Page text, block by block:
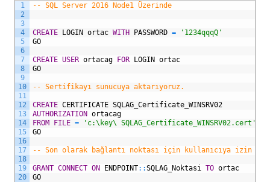
1
2
3
4
5
6
7
8
9
10
11
12
13
14
15
16
17
18
19
20
-- SQL Server 2016 Node1 Üzerinde
CREATE LOGIN ortac WITH PASSWORD =
'1234qqqQ'
GO
CREATE USER ortacag FOR LOGIN ortac
GO
-- Sertifikayı sunucuya aktarıyoruz.
CREATE CERTIFICATE SQLAG_Certificate_WINSRV02
AUTHORIZATION ortacag
FROM FILE =
'c:\key\ SQLAG_Certificate_WINSRV02.cert'
GO
-- Son olarak bağlantı noktası için kullanıcıya izin
GRANT CONNECT ON ENDPOINT::SQLAG_Noktasi TO ortac
GO